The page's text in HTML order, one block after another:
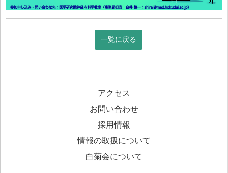
一覧に戻る
アクセス
お問い合わせ
採用情報
情報の取扱について
白菊会について